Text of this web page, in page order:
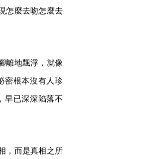
怎麼去吻怎麼去
離地飄浮，就像
密根本沒有人珍
早已深深陷落不
，而是真相之所